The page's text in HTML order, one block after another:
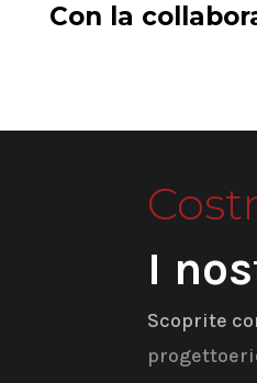
Con la
I
Scoprite